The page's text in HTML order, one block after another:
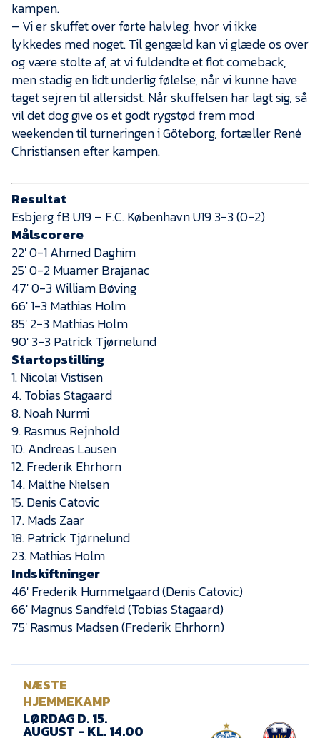
kampen.
– Vi er skuffet over førte halvleg, hvor vi ikke
lykkedes med noget. Til gengæld kan vi glæde os over
og være stolte af, at vi fuldendte et flot comeback,
men stadig en lidt underlig følelse, når vi kunne have
taget sejren til allersidst. Når skuffelsen har lagt sig, så
vil det dog give os et godt rygstød frem mod
weekenden til turneringen i Göteborg, fortæller René
Christiansen efter kampen.
Resultat
Esbjerg fB U19 – F.C. København U19 3-3 (0-2)
Målscorere
22′ 0-1 Ahmed Daghim
25′ 0-2 Muamer Brajanac
47′ 0-3 William Bøving
66′ 1-3 Mathias Holm
85′ 2-3 Mathias Holm
90′ 3-3 Patrick Tjørnelund
Startopstilling
1. Nicolai Vistisen
4. Tobias Stagaard
8. Noah Nurmi
9. Rasmus Rejnhold
10. Andreas Lausen
12. Frederik Ehrhorn
14. Malthe Nielsen
15. Denis Catovic
17. Mads Zaar
18. Patrick Tjørnelund
23. Mathias Holm
Indskiftninger
46′ Frederik Hummelgaard (Denis Catovic)
66′ Magnus Sandfeld (Tobias Stagaard)
75′ Rasmus Madsen (Frederik Ehrhorn)
NÆSTE
HJEMMEKAMP
LØRDAG D. 15.
AUGUST - KL. 14.00